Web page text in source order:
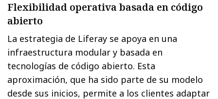
Flexibilidad operativa basada en código
abierto
La estrategia de Liferay se apoya en una
infraestructura modular y basada en
tecnologías de código abierto. Esta
aproximación, que ha sido parte de su modelo
desde sus inicios, permite a los clientes adaptar